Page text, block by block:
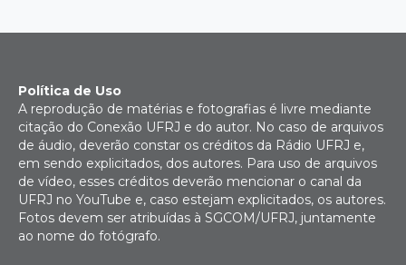
Política de Uso
A reprodução de matérias e fotografias é livre mediante
citação do Conexão UFRJ e do autor. No caso de arquivos
de áudio, deverão constar os créditos da Rádio UFRJ e,
em sendo explicitados, dos autores. Para uso de arquivos
de vídeo, esses créditos deverão mencionar o canal da
UFRJ no YouTube e, caso estejam explicitados, os autores.
Fotos devem ser atribuídas à SGCOM/UFRJ, juntamente
ao nome do fotógrafo.